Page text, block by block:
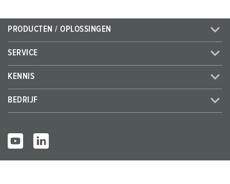
PRODUCTEN / OPLOSSINGEN
SERVICE
KENNIS
BEDRIJF